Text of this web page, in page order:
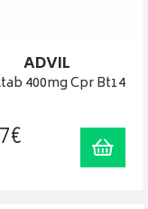
ADVIL
400mg Cpr Bt14
€